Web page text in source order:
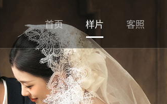
首页 样片 客照